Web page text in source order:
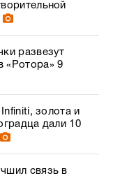
развезут
«Ротора» 9
золота и
дали 10
связь в